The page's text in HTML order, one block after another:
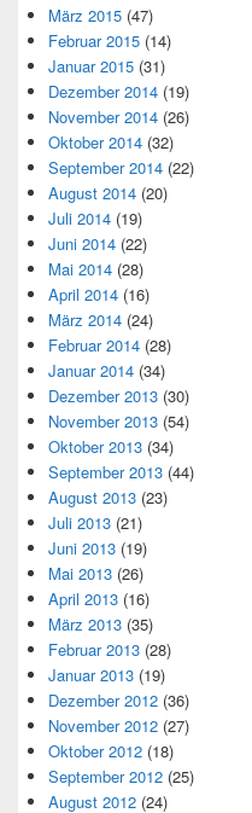
März 2015 (47)
Februar 2015 (14)
Januar 2015 (31)
Dezember 2014 (19)
November 2014 (26)
Oktober 2014 (32)
September 2014 (22)
August 2014 (20)
Juli 2014 (19)
Juni 2014 (22)
Mai 2014 (28)
April 2014 (16)
März 2014 (24)
Februar 2014 (28)
Januar 2014 (34)
Dezember 2013 (30)
November 2013 (54)
Oktober 2013 (34)
September 2013 (44)
August 2013 (23)
Juli 2013 (21)
Juni 2013 (19)
Mai 2013 (26)
April 2013 (16)
März 2013 (35)
Februar 2013 (28)
Januar 2013 (19)
Dezember 2012 (36)
November 2012 (27)
Oktober 2012 (18)
September 2012 (25)
August 2012 (24)